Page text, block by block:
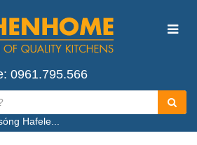
0961.795.566
Hafele...